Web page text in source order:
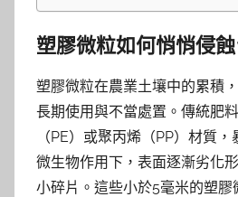
塑膠微粒如何悄悄侵
塑膠微粒在農業土壤中的累積
長期使用與不當處置。傳統肥
（PE）或聚丙烯（PP）材質
微生物作用下，表面逐漸劣化
小碎片。這些小於5毫米的塑